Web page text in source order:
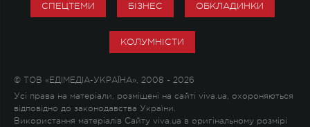
СПЕЦТЕМИ БІЗНЕС ОБКЛАДИНКИ
КОЛУМНІСТИ
© ТОВ «ЕДІМЕДІА-УКРАЇНА», 2008 - 2026
Усі права на матеріали, розміщені на сайті viva.ua, охороняються
відповідно до законодавства України.
Використання матеріалів Сайту viva.ua в оригінальному розмірі